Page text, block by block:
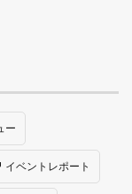
ー
イベントレポート